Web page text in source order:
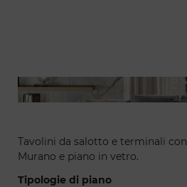
Dandolo 40 - Adone sofa - Vela
Tavolini da salotto e terminali
Murano e piano in vetro.
Tipologie di piano